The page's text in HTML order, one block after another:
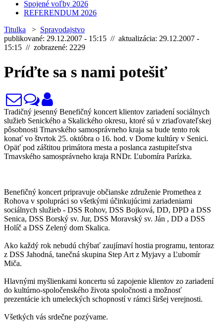
Spojené voľby 2026
REFERENDUM 2026
Titulka > Spravodajstvo
publikované: 29.12.2007 - 15:15 // aktualizácia: 29.12.2007 -
15:15 // zobrazené: 2229
Príďte sa s nami potešiť
Tradičný jesenný Benefičný koncert klientov zariadení sociálnych
služieb Senického a Skalického okresu, ktoré sú v zriaďovateľskej
pôsobnosti Trnavského samosprávneho kraja sa bude tento rok
konať vo štvrtok 25. októbra o 16. hod. v Dome kultúry v Senici.
Opäť pod záštitou primátora mesta a poslanca zastupiteľstva
Trnavského samosprávneho kraja RNDr. Ľubomíra Parízka.
Benefičný koncert pripravuje občianske združenie Promethea z
Rohova v spolupráci so všetkými účinkujúcimi zariadeniami
sociálnych služieb - DSS Rohov, DSS Bojková, DD, DPD a DSS
Senica, DSS Borský sv. Jur, DSS Moravský sv. Ján , DD a DSS
Holíč a DSS Zelený dom Skalica.
Ako každý rok nebudú chýbať zaujímaví hostia programu, tentoraz
z DSS Jahodná, tanečná skupina Step Art z Myjavy a Ľubomír
Miča.
Hlavnými myšlienkami koncertu sú zapojenie klientov zo zariadení
do kultúrno-spoločenského života spoločnosti a možnosť
prezentácie ich umeleckých schopností v rámci širšej verejnosti.
Všetkých vás srdečne pozývame.